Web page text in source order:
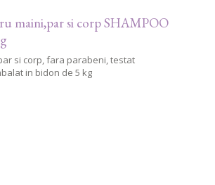
maini,par si corp SHAMPOO
si corp, fara parabeni, testat
in bidon de 5 kg